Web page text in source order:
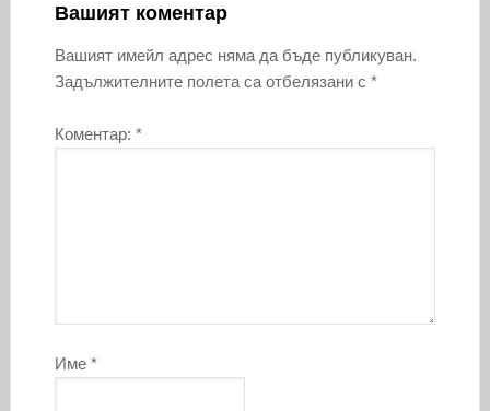
Вашият коментар
Вашият имейл адрес няма да бъде публикуван.
Задължителните полета са отбелязани с *
Коментар: *
Име *